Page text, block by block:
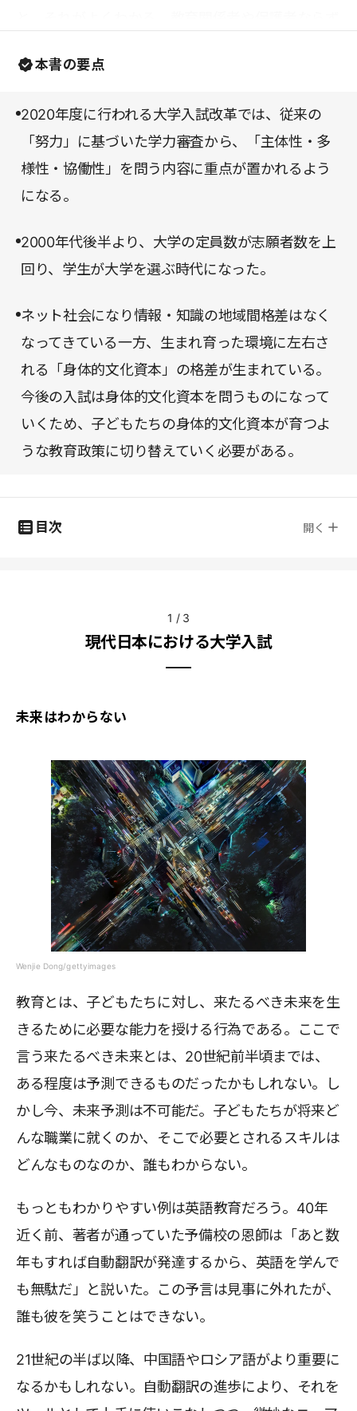
本書の要点
2020年度に行われる大学入試改革では、従来の
「努力」に基づいた学力審査から、「主体性・多
様性・協働性」を問う内容に重点が置かれるよう
になる。
2000年代後半より、大学の定員数が志願者数を上
回り、学生が大学を選ぶ時代になった。
ネット社会になり情報・知識の地域間格差はなく
なってきている一方、生まれ育った環境に左右さ
れる「身体的文化資本」の格差が生まれている。
今後の入試は身体的文化資本を問うものになって
いくため、子どもたちの身体的文化資本が育つよ
うな教育政策に切り替えていく必要がある。
目次 開く
1 / 3
現代日本における大学入試
未来はわからない
Wenjie Dong/gettyimages
教育とは、子どもたちに対し、来たるべき未来を生
きるために必要な能力を授ける行為である。ここで
言う来たるべき未来とは、20世紀前半頃までは、
ある程度は予測できるものだったかもしれない。し
かし今、未来予測は不可能だ。子どもたちが将来ど
んな職業に就くのか、そこで必要とされるスキルは
どんなものなのか、誰もわからない。
もっともわかりやすい例は英語教育だろう。40年
近く前、著者が通っていた予備校の恩師は「あと数
年もすれば自動翻訳が発達するから、英語を学んで
も無駄だ」と説いた。この予言は見事に外れたが、
誰も彼を笑うことはできない。
21世紀の半ば以降、中国語やロシア語がより重要に
なるかもしれない。自動翻訳の進歩により、それを